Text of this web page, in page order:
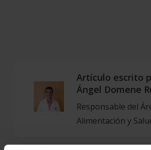
Artículo escrito
Ángel Domene
Responsable del
Alimentación y